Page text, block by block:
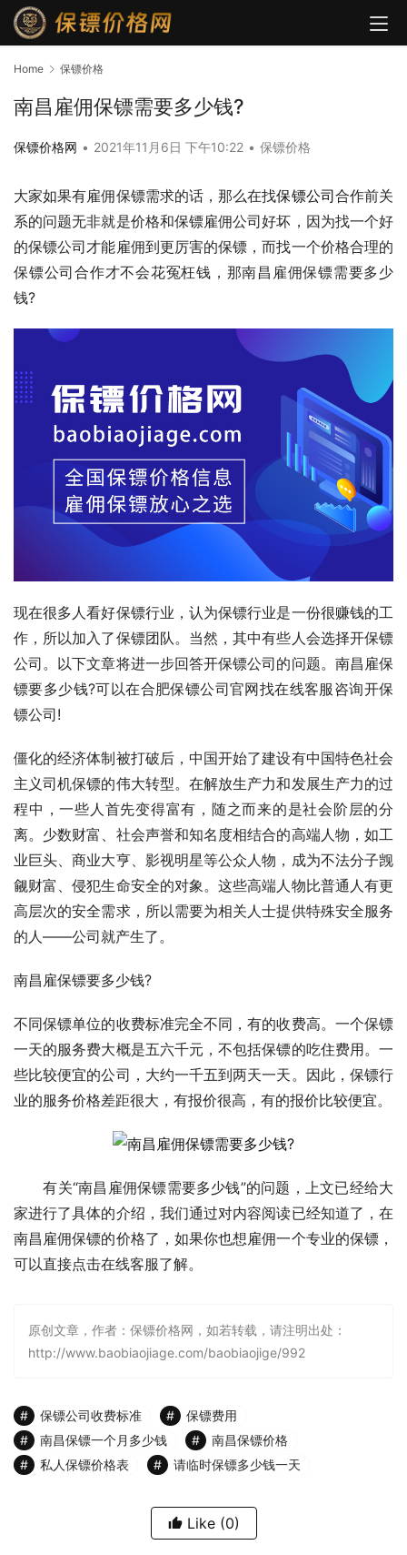
Home 保镖价格
南昌雇佣保镖需要多少钱?
保镖价格网 • 2021年11月6日 下午10:22 • 保镖价格
大家如果有雇佣保镖需求的话，那么在找保镖公司合作前关
系的问题无非就是价格和保镖雇佣公司好坏，因为找一个好
的保镖公司才能雇佣到更厉害的保镖，而找一个价格合理的
保镖公司合作才不会花冤枉钱，那南昌雇佣保镖需要多少
钱?
现在很多人看好保镖行业，认为保镖行业是一份很赚钱的工
作，所以加入了保镖团队。当然，其中有些人会选择开保镖
公司。以下文章将进一步回答开保镖公司的问题。南昌雇保
镖要多少钱?可以在合肥保镖公司官网找在线客服咨询开保
镖公司!
僵化的经济体制被打破后，中国开始了建设有中国特色社会
主义司机保镖的伟大转型。在解放生产力和发展生产力的过
程中，一些人首先变得富有，随之而来的是社会阶层的分
离。少数财富、社会声誉和知名度相结合的高端人物，如工
业巨头、商业大亨、影视明星等公众人物，成为不法分子觊
觎财富、侵犯生命安全的对象。这些高端人物比普通人有更
高层次的安全需求，所以需要为相关人士提供特殊安全服务
的人——公司就产生了。
南昌雇保镖要多少钱?
不同保镖单位的收费标准完全不同，有的收费高。一个保镖
一天的服务费大概是五六千元，不包括保镖的吃住费用。一
些比较便宜的公司，大约一千五到两天一天。因此，保镖行
业的服务价格差距很大，有报价很高，有的报价比较便宜。
有关“南昌雇佣保镖需要多少钱”的问题，上文已经给大
家进行了具体的介绍，我们通过对内容阅读已经知道了，在
南昌雇佣保镖的价格了，如果你也想雇佣一个专业的保镖，
可以直接点击在线客服了解。
原创文章，作者：保镖价格网，如若转载，请注明出处：
http://www.baobiaojiage.com/baobiaojige/992
保镖公司收费标准
保镖费用
南昌保镖一个月多少钱
南昌保镖价格
私人保镖价格表
请临时保镖多少钱一天
Like (0)